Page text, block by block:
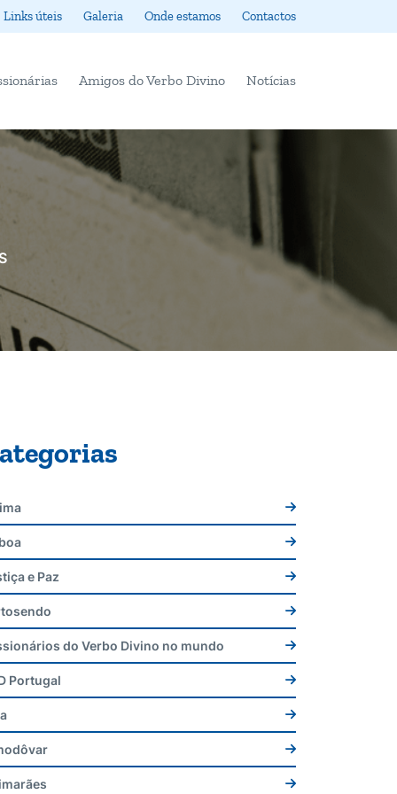
Links úteis Galeria Onde estamos Contactos
Amigos do Verbo Divino Notícias
e Paz
do Verbo Divino no mundo
Portugal